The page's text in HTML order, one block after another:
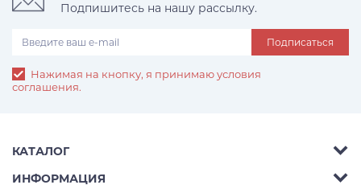
Подпишитесь на нашу рассылку.
Подписаться
Нажимая на кнопку, я принимаю условия
соглашения.
КАТАЛОГ
Елки
ИНФОРМАЦИЯ